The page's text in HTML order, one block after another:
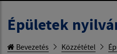
Épületek
Bevezetés Közzététel